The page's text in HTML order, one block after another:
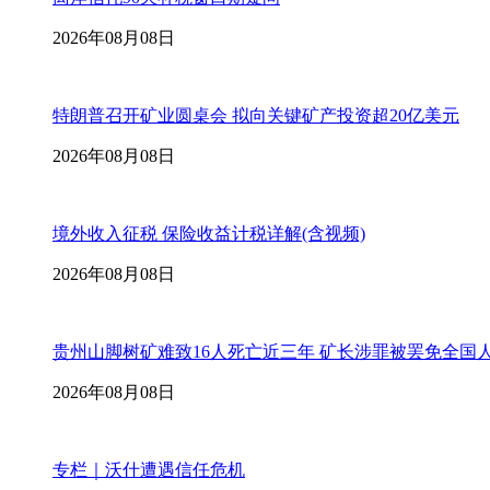
2026年08月08日
特朗普召开矿业圆桌会 拟向关键矿产投资超20亿美元
2026年08月08日
境外收入征税 保险收益计税详解(含视频)
2026年08月08日
贵州山脚树矿难致16人死亡近三年 矿长涉罪被罢免全国
2026年08月08日
专栏｜沃什遭遇信任危机